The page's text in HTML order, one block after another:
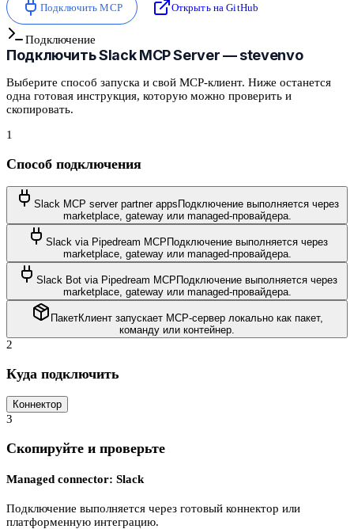
Подключить MCP Открыть на GitHub
Подключение
ПодключитьSlack MCP Server — stevenvo
Выберите способ запуска и свой MCP-клиент. Ниже останется
одна готовая инструкция, которую можно проверить и
скопировать.
1
Способ подключения
Slack MCP server partner apps Подключение выполняется через
marketplace, gateway или managed-провайдера.
Slack via Pipedream MCP Подключение выполняется через
marketplace, gateway или managed-провайдера.
Slack Bot via Pipedream MCP Подключение выполняется через
marketplace, gateway или managed-провайдера.
ПакетКлиент запускает MCP-сервер локально как пакет,
команду или контейнер.
2
Куда подключить
Коннектор
3
Скопируйте и проверьте
Managed connector: Slack
Подключение выполняется через готовый коннектор или
платформенную интеграцию.